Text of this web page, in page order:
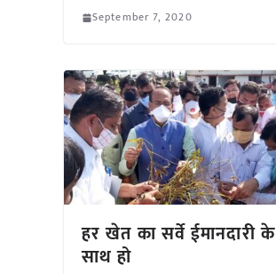
September 7, 2020
हर खेत का सर्वे ईमानदारी के
साथ हो